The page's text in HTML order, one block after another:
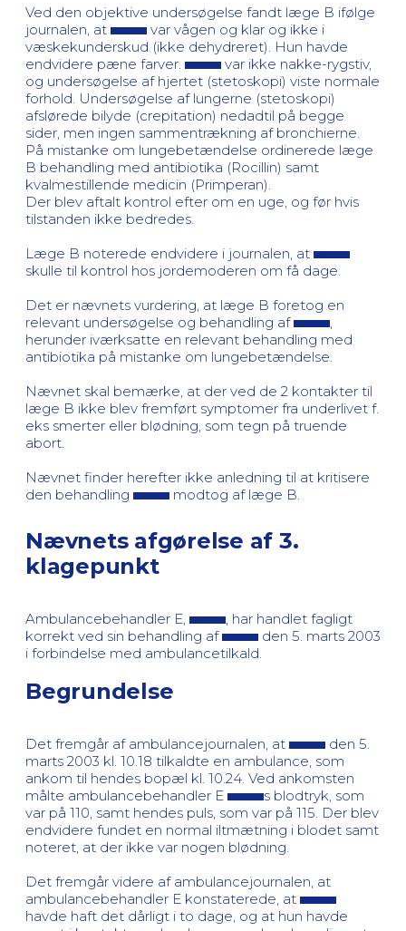
Ved den objektive undersøgelse fandt læge B ifølge
journalen, at
var vågen og klar og ikke i
væskekunderskud (ikke dehydreret). Hun havde
endvidere pæne farver.
var ikke nakke-rygstiv,
og undersøgelse af hjertet (stetoskopi) viste normale
forhold. Undersøgelse af lungerne (stetoskopi)
afslørede bilyde (crepitation) nedadtil på begge
sider, men ingen sammentrækning af bronchierne.
På mistanke om lungebetændelse ordinerede læge
B behandling med antibiotika (Rocillin) samt
kvalmestillende medicin (Primperan).
Der blev aftalt kontrol efter om en uge, og før hvis
tilstanden ikke bedredes.
Læge B noterede endvidere i journalen, at
skulle til kontrol hos jordemoderen om få dage.
Det er nævnets vurdering, at læge B foretog en
relevant undersøgelse og behandling af
herunder iværksatte en relevant behandling med
antibiotika på mistanke om lungebetændelse.
Nævnet skal bemærke, at der ved de 2 kontakter til
læge B ikke blev fremført symptomer fra underlivet f.
eks smerter eller blødning, som tegn på truende
abort.
Nævnet finder herefter ikke anledning til at kritisere
den behandling
modtog af læge B.
Nævnets afgørelse af 3.
klagepunkt
Ambulancebehandler E,
, har handlet fagligt
korrekt ved sin behandling af
den 5. marts 2003
i forbindelse med ambulancetilkald.
Begrundelse
Det fremgår af ambulancejournalen, at
den 5.
marts 2003 kl. 10.18 tilkaldte en ambulance, som
ankom til hendes bopæl kl. 10.24. Ved ankomsten
målte ambulancebehandler E
s blodtryk, som
var på 110, samt hendes puls, som var på 115. Der blev
endvidere fundet en normal iltmætning i blodet samt
noteret, at der ikke var nogen blødning.
Det fremgår videre af ambulancejournalen, at
ambulancebehandler E konstaterede, at
havde haft det dårligt i to dage, og at hun havde